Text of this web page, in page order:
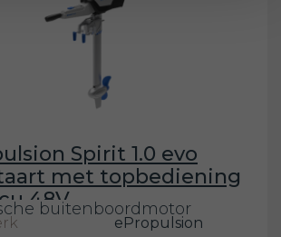
Spirit 1.0 evo
met topbediening
48V
buitenboordmotor
ePropulsion